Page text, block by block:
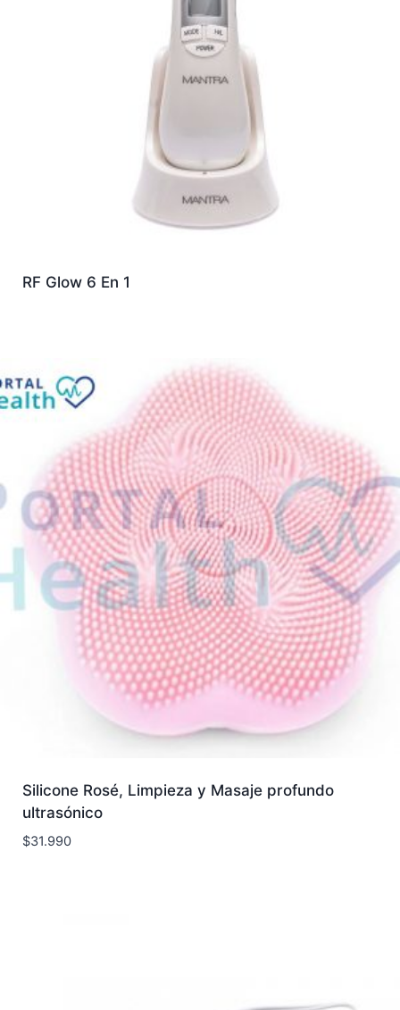
RF Glow 6 En 1
Silicone Rosé, Limpieza y Masaje profundo
ultrasónico
$31.990